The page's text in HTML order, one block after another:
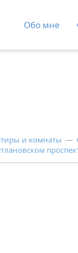
Обо мне
и комнаты —